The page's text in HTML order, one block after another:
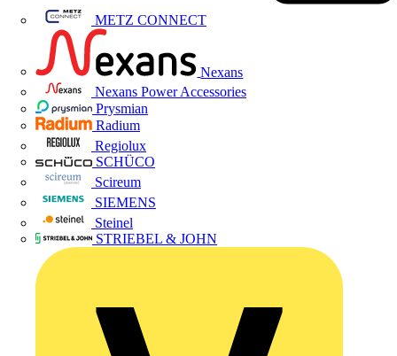
METZ CONNECT
Nexans
Nexans Power Accessories
Prysmian
Radium
Regiolux
SCHÜCO
Scireum
SIEMENS
Steinel
STRIEBEL & JOHN